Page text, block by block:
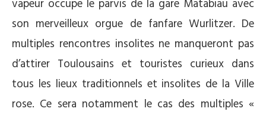
vapeur occupe le parvis de la gare Matabiau avec
son merveilleux orgue de fanfare Wurlitzer. De
multiples rencontres insolites ne manqueront pas
d’attirer Toulousains et touristes curieux dans
tous les lieux traditionnels et insolites de la Ville
rose. Ce sera notamment le cas des multiples «